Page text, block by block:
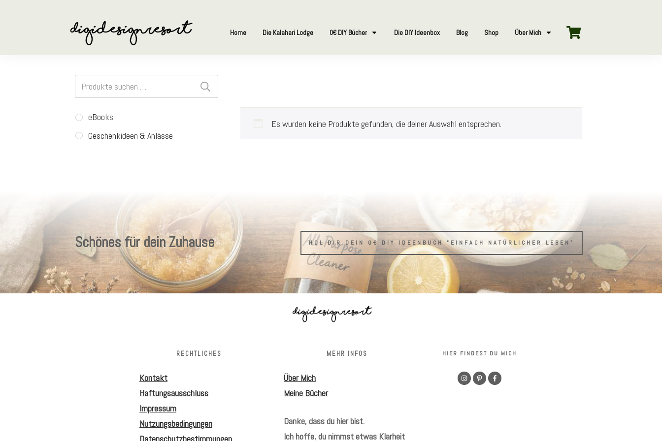
Home Die Kalahari Lodge 0€ DIY Bücher Die DIY Ideenbox Blog Shop Über Mich
Es wurden keine Produkte gefunden, die deiner Auswahl entsprechen.
Suchen
nach:
eBooks
Geschenkideen & Anlässe
Schönes für dein Zuhause HOL DIR DEIN 0€ DIY IDEENBUCH "EINFACH NATÜRLICHER LEBEN"
RECHTLICHES
Kontakt
Haftungsausschluss
Impressum
Nutzungsbedingungen
MEHR INFOS
Über Mich
Meine Bücher
Danke, dass du hier bist.
Ich hoffe, du nimmst etwas Klarheit
HIER FINDEST DU MICH